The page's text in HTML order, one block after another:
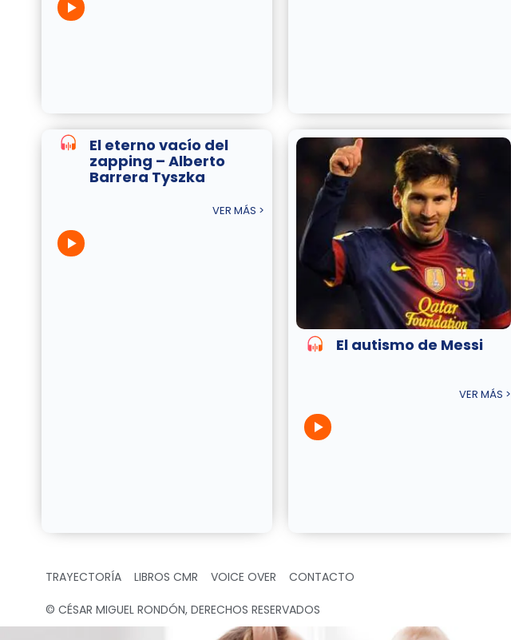
El eterno vacío del
zapping – Alberto
Barrera Tyszka
VER MÁS >
El autismo de Messi
VER MÁS >
TRAYECTORÍA LIBROS CMR VOICE OVER CONTACTO
© CÉSAR MIGUEL RONDÓN, DERECHOS RESERVADOS